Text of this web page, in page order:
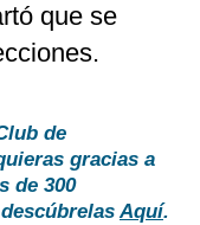
que se
de
gracias a
de 300
Aquí.